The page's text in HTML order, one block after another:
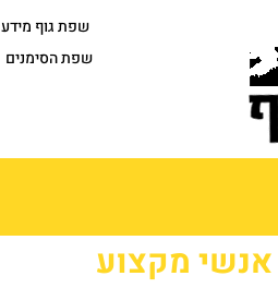
שפת גוף מידע
שפת הסימנים
מקצוע